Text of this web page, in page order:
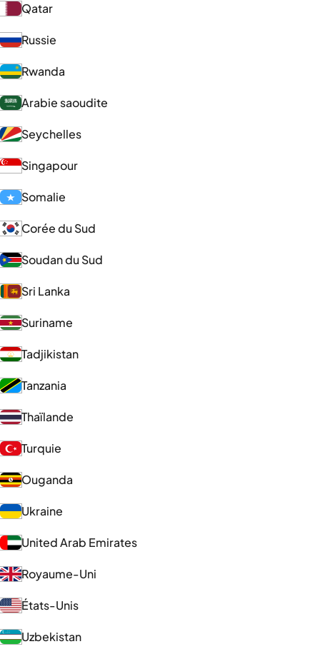
Qatar
Russie
Rwanda
Arabie saoudite
Seychelles
Singapour
Somalie
Corée du Sud
Soudan du Sud
Sri Lanka
Suriname
Tadjikistan
Tanzania
Thaïlande
Turquie
Ouganda
Ukraine
United Arab Emirates
Royaume-Uni
États-Unis
Uzbekistan